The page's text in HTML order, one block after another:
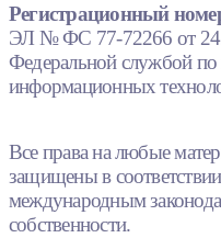
Регистрационный
ЭЛ № ФС 77-72266 от
Федеральной службой по
информационных
Все права на любые
защищены в
международным
собственности.